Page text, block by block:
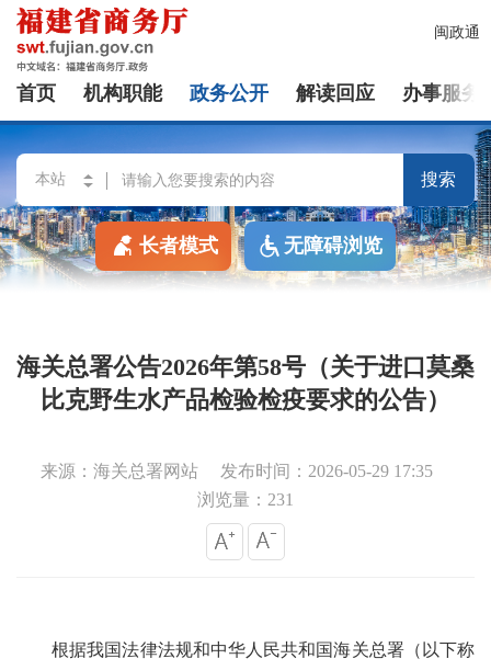
闽政通
首页 机构职能 政务公开 解读回应 办事服务
搜索
长者模式 无障碍浏览
海关总署公告2026年第58号（关于进口莫桑
比克野生水产品检验检疫要求的公告）
来源：海关总署网站
发布时间：2026-05-29 17:35
浏览量：231
根据我国法律法规和中华人民共和国海关总署（以下称